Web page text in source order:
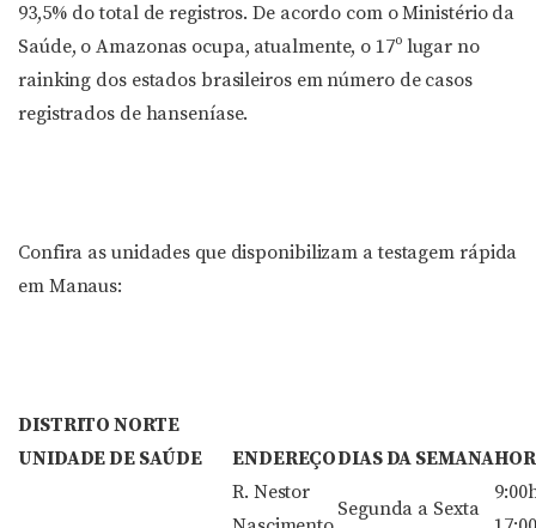
93,5% do total de registros. De acordo com o Ministério da
Saúde, o Amazonas ocupa, atualmente, o 17º lugar no
rainking dos estados brasileiros em número de casos
registrados de hanseníase.
Confira as unidades que disponibilizam a testagem rápida
em Manaus:
DISTRITO NORTE
UNIDADE DE SAÚDE
ENDEREÇODIAS DA SEMANA
R. Nestor
Segunda a Sexta